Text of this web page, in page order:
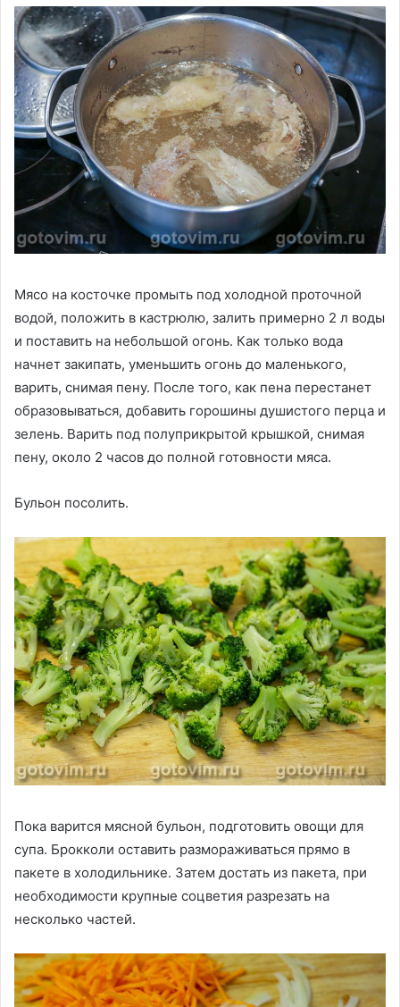
Мясо на косточке промыть под холодной проточной
водой, положить в кастрюлю, залить примерно 2 л воды
и поставить на небольшой огонь. Как только вода
начнет закипать, уменьшить огонь до маленького,
варить, снимая пену. После того, как пена перестанет
образовываться, добавить горошины душистого перца и
зелень. Варить под полуприкрытой крышкой, снимая
пену, около 2 часов до полной готовности мяса.
Бульон посолить.
Пока варится мясной бульон, подготовить овощи для
супа. Брокколи оставить размораживаться прямо в
пакете в холодильнике. Затем достать из пакета, при
необходимости крупные соцветия разрезать на
несколько частей.